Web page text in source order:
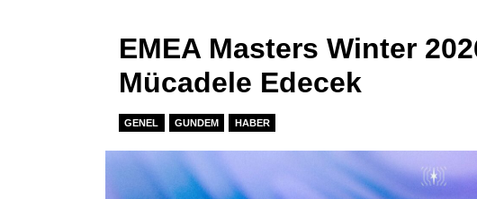
EMEA Masters Winter
Mücadele Edecek
GENEL GUNDEM HABER